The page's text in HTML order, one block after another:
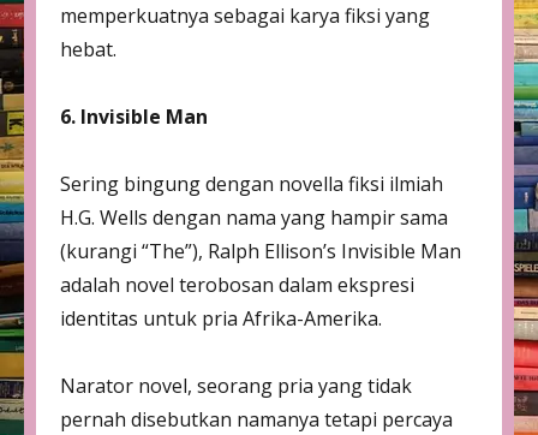
memperkuatnya sebagai karya fiksi yang
hebat.
6. Invisible Man
Sering bingung dengan novella fiksi ilmiah
H.G. Wells dengan nama yang hampir sama
(kurangi “The”), Ralph Ellison’s Invisible Man
adalah novel terobosan dalam ekspresi
identitas untuk pria Afrika-Amerika.
Narator novel, seorang pria yang tidak
pernah disebutkan namanya tetapi percaya